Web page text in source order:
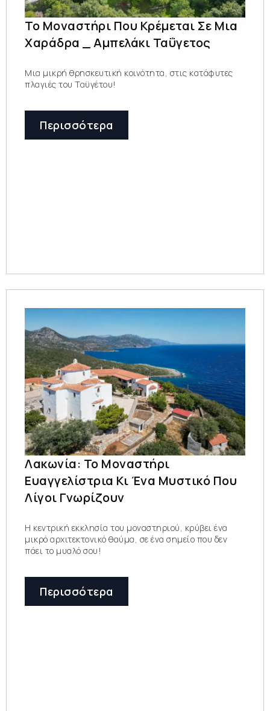
Το Μοναστήρι Που Κρέμεται Σε Μια
Χαράδρα _ Αμπελάκι Ταΰγετος
Μια μικρή θρησκευτική κοινότητα, στις κατάφυτες
πλαγιές του Ταϋγέτου!
Περισσότερα
Λακωνία: Το Μοναστήρι
Ευαγγελίστρια Κι Ένα Μυστικό Που
Λίγοι Γνωρίζουν
Η κεντρική εκκλησία του μοναστηριού, κρύβει ένα
μικρό αρχιτεκτονικό θαύμα, σε ένα σημείο που δεν
πάει το μυαλό σου!
Περισσότερα